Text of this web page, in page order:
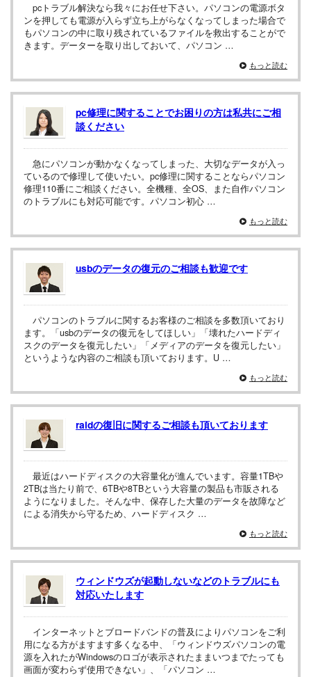
pcトラブル解決なら我々にお任せ下さい。パソコンの電源ボタ
ンを押しても電源が入らず立ち上がらなくなってしまった場合で
もパソコンの中に取り残されているファイルを救出することがで
きます。データーを取り出しておいて、パソコン …
もっと読む
pc修理に関することでお困りの方は私共にご相
談ください
急にパソコンが動かなくなってしまった、大切なデータが入っ
ているので修理して使いたい。pc修理に関することならパソコン
修理110番にご相談ください。全機種、全OS、また自作パソコン
のトラブルにも対応可能です。パソコン初心 …
もっと読む
usbのデータの復元のご相談も歓迎です
パソコンのトラブルに関するお客様のご相談を多数頂いており
ます。「usbのデータの復元をしてほしい」「壊れたハードディ
スクのデータを復元したい」「メディアのデータを復元したい」
というような内容のご相談も頂いております。U …
もっと読む
raidの復旧に関するご相談も頂いております
最近はハードディスクの大容量化が進んでいます。容量1TBや
2TBは当たり前で、6TBや8TBという大容量の製品も市販される
ようになりました。そんな中、保存した大量のデータを故障など
による消失から守るため、ハードディスク …
もっと読む
ウィンドウズが起動しないなどのトラブルにも
対応いたします
インターネットとブロードバンドの普及によりパソコンをご利
用になる方がますます多くなる中、「ウィンドウズパソコンの電
源を入れたがWindowsのロゴが表示されたままいつまでたっても
画面が変わらず使用できない」、「パソコン …